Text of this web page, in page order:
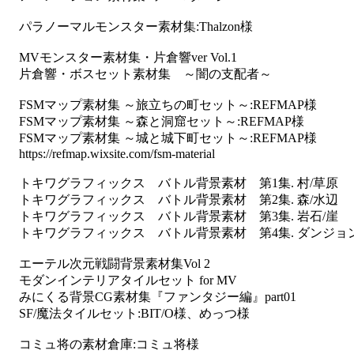
パラノーマルモンスター素材集:Thalzon様
MVモンスター素材集・片倉響ver Vol.1
片倉響・ボスセット素材集 ～闇の支配者～
FSMマップ素材集 ～旅立ちの町セット～:REFMAP様
FSMマップ素材集 ～森と洞窟セット～:REFMAP様
FSMマップ素材集 ～城と城下町セット～:REFMAP様
https://refmap.wixsite.com/fsm-material
トキワグラフィックス バトル背景素材 第1集. 村/草原
トキワグラフィックス バトル背景素材 第2集. 森/水辺
トキワグラフィックス バトル背景素材 第3集. 岩石/崖
トキワグラフィックス バトル背景素材 第4集. ダンジョ
エーテル次元戦闘背景素材集Vol 2
モダンインテリアタイルセット for MV
みにくる背景CG素材集『ファンタジー編』part01
SF/魔法タイルセット:BIT/O様、めっつ様
コミュ将の素材倉庫:コミュ将様